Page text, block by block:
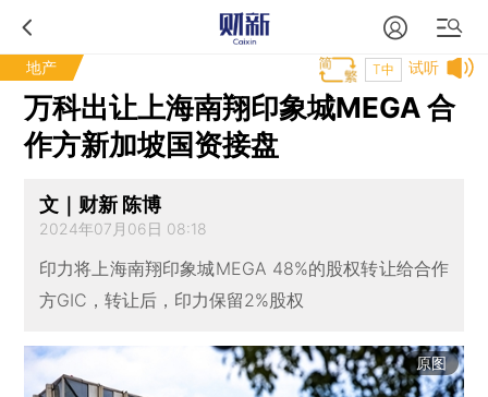
地产 试听
T中
万科出让上海南翔印象城MEGA 合
作方新加坡国资接盘
文｜财新 陈博
2024年07月06日 08:18
印力将上海南翔印象城MEGA 48%的股权转让给合作
方GIC，转让后，印力保留2%股权
原图